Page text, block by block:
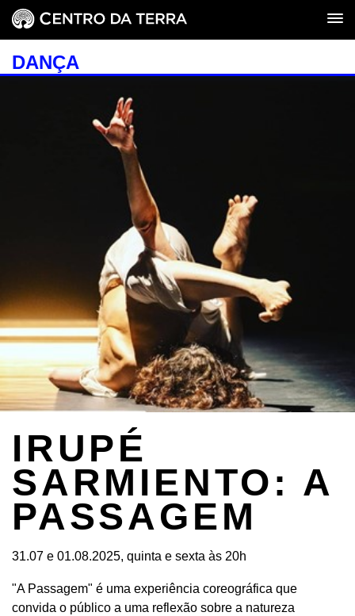
DANÇA
IRUPÉ
SARMIENTO: A
PASSAGEM
31.07 e 01.08.2025, quinta e sexta às 20h
"A Passagem" é uma experiência coreográfica que
convida o público a uma reflexão sobre a natureza